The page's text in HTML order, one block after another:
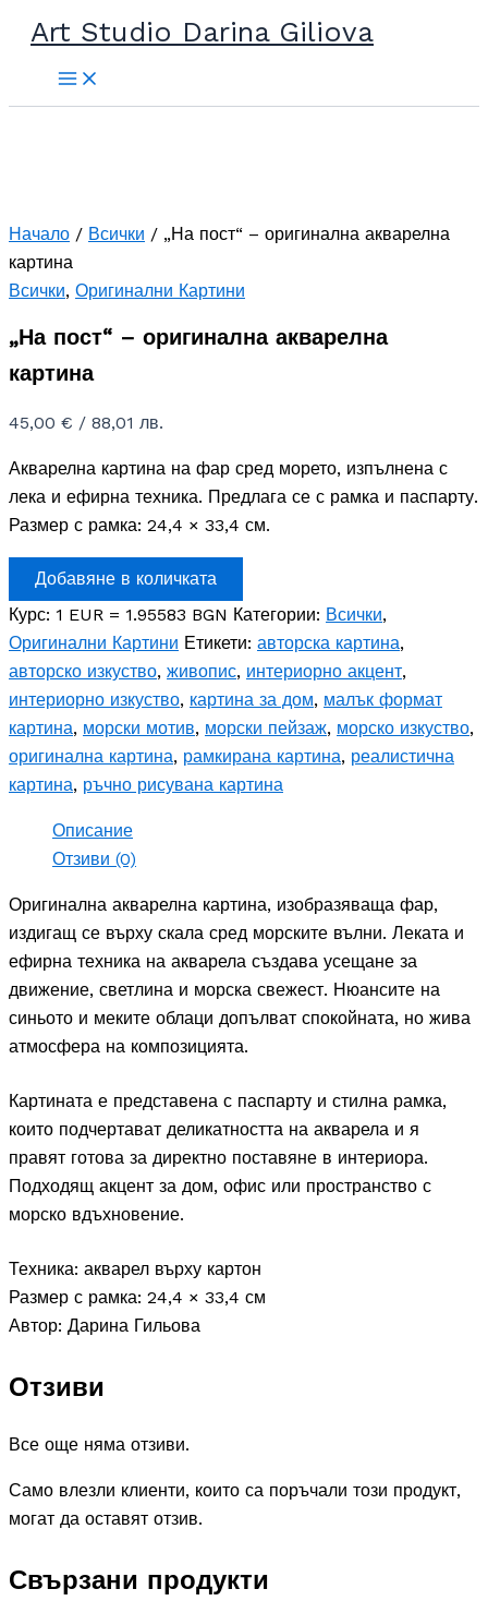
Прескочи
съдържанието
Art Studio Darina Giliova
Начало / Всички / „На пост“ – оригинална акварелна
картина
Всички, Оригинални Картини
„На пост“ – оригинална акварелна
картина
45,00 € / 88,01 лв.
Акварелна картина на фар сред морето, изпълнена с
лека и ефирна техника. Предлага се с рамка и паспарту.
Размер с рамка: 24,4 × 33,4 см.
количество
"На
пост"
-
оригинална
акварелна
картина
Добавяне в количката
Курс: 1 EUR = 1.95583 BGN Категории: Всички,
Оригинални Картини Етикети: авторска картина,
авторско изкуство, живопис, интериорно акцент,
интериорно изкуство, картина за дом, малък формат
картина, морски мотив, морски пейзаж, морско изкуство,
оригинална картина, рамкирана картина, реалистична
картина, ръчно рисувана картина
Описание
Отзиви (0)
Оригинална акварелна картина, изобразяваща фар,
издигащ се върху скала сред морските вълни. Леката и
ефирна техника на акварела създава усещане за
движение, светлина и морска свежест. Нюансите на
синьото и меките облаци допълват спокойната, но жива
атмосфера на композицията.
Картината е представена с паспарту и стилна рамка,
които подчертават деликатността на акварела и я
правят готова за директно поставяне в интериора.
Подходящ акцент за дом, офис или пространство с
морско вдъхновение.
Техника: акварел върху картон
Размер с рамка: 24,4 × 33,4 см
Автор: Дарина Гильова
Отзиви
Все още няма отзиви.
Само влезли клиенти, които са поръчали този продукт,
могат да оставят отзив.
Свързани продукти